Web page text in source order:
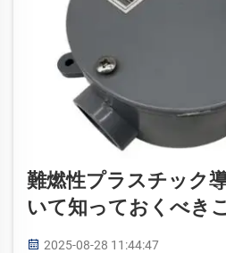
難燃性プラスチック
いて知っておくべき
2025-08-28 11:44:47